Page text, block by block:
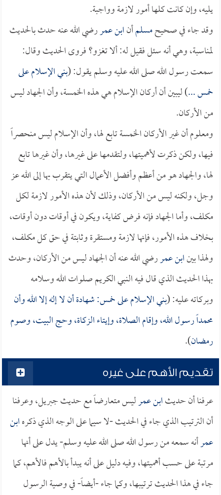
يليه، وإن كانت كلها أمور لازمة وواجبة.
وقد جاء في صحيحمسلمأنابن عمررضي الله عنه حدث بالحديث
لمناسبة، وهي أنه سئل فقيل له: ألا تغزو؟ فروى الحديث وقال:
سمعت رسول الله صلى الله عليه وسلم يقول: (بني الإسلام على
خمس ...) ليبين أن أركان الإسلام هي هذه الخمسة، وأن الجهاد ليس
من الأركان.
ومعلوم أن غير الأركان الخمسة تابع لها، وأن الإسلام ليس منحصراً
فيها، ولكن ذكرت لأهميتها، ولتقدمها على غيرها، وأن غيرها تابع
لها، والجهاد هو من أعظم وأفضل الأعمال التي يتقرب بها إلى الله عز
وجل، ولكنه ليس من الأركان، وذلك لأن هذه الأمور لازمة لكل
مكلف، وأما الجهاد فإنه فرض كفاية، ويكون في أوقات دون أوقات،
بخلاف هذه الأمور، فإنها لازمة ومستقرة وثابتة في حق كل مكلف،
ولهذا بينابن عمررضي الله عنه أن الجهاد ليس من الأركان، وحدث
بهذا الحديث الذي قال فيه النبي الكريم صلوات الله وسلامه
وبركاته عليه: (بني الإسلام على خمس: شهادة أن لا إله إلا الله وأن
محمداً رسول الله، وإقام الصلاة، وإيتاء الزكاة، وحج البيت، وصوم
رمضان).
تقديم الأهم على غيره
عرفنا أن حديثابن عمرليس متعارضاً مع حديث جبريل، وعرفنا
أن الترتيب الذي جاء في الحديث -لا سيما على الوجه الذي ذكرهابن
عمرأنه سمعه من رسول الله صلى الله عليه وسلم- يدل على أنها
مرتبة على حسب أهميتها، وفيه دليل على أنه يبدأ بالأهم فالأهم، كما
جاء في هذا الحديث ترتيبها، وكما جاء -أيضاً- في وصية الرسول